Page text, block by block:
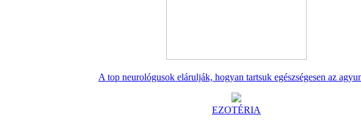
A top neurológusok elárulják, hogyan tartsuk egészségesen az
EZOTÉRIA